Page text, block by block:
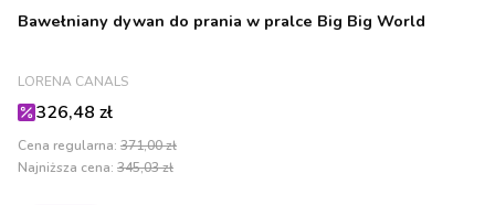
Bawełniany dywan do prania w pralce Big Big World
PRODUCENT
LORENA CANALS
Cena promocyjna
326,48 zł
Cena regularna: 371,00 zł
Najniższa cena: 345,03 zł